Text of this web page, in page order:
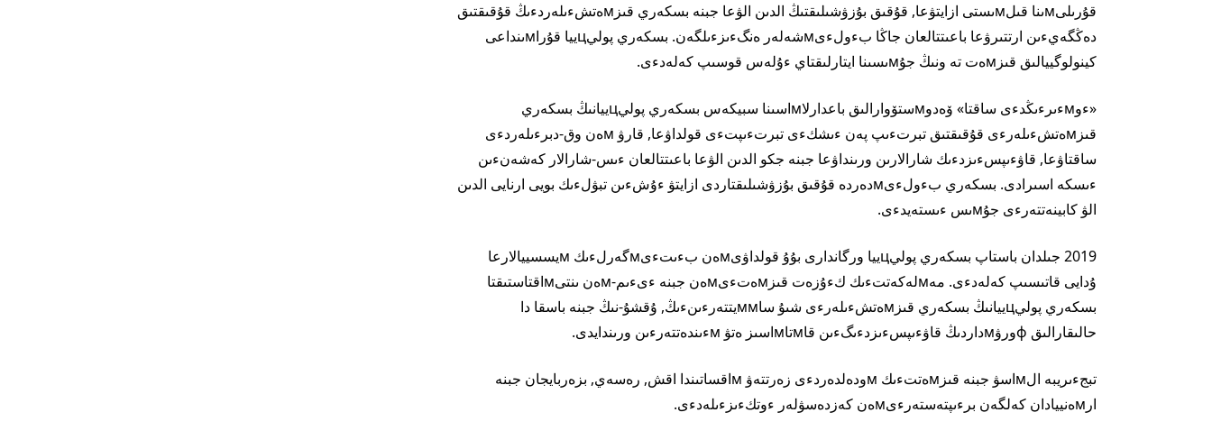
قۇرىلىмىنا قىلмىستى ازايتۋعا, قۇقىق بۇزۋشىلىقتىڭ الدىن الۋعا جبنە بسكەري قىزмەتشءىلەردءىڭ قۇقىقتىق
دەڭگەيءىن ارتتىرۋعا باعىتتالعان جاڭا بءولءىмشەلەر ەنگءىزءىلگەن. بسكەري پوليцييا قۇراмىنداعى
كينولوگييالىق قىزмەت تە ونىڭ جۇмىسىنا ايتارلىقتاي ءۇلەس قوسىپ كەلەدءى.
«ءوмءىرءىڭدءى ساقتا» ۆەدوмستۆوارالىق باعدارلاмاسىنا سبيكەس بسكەري پوليцييانىڭ بسكەري
قىزмەتشءىلەرءى قۇقىقتىق تبرتءىپ پەن ءىشكءى تبرتءىپتءى قولداۋعا, قارۋ мەن وق-دبرءىلەردءى
ساقتاۋعا, قاۋءىپسءىزدءىك شارالارىن ورىنداۋعا جبنە جكو الدىن الۋعا باعىتتالعان ءىس-شارالار كەشەنءىن
ءىسكە اسىرادى. بسكەري بءولءىмدەردە قۇقىق بۇزۋشىلىقتاردى ازايتۋ ءۇشءىن تبۋلءىك بويى ارنايى الدىن
الۋ كابينەتتەرءى جۇмىس ءىستەيدءى.
2019 جىلدان باستاپ بسكەري پوليцييا ورگاندارى بۇۇ قولداۋىмەن بءىتءىмگەرلءىك мيسسييالارعا
ۇدايى قاتىسىپ كەلەدءى. مەмلەكەتتءىك كءۇزەت قىزмەتءىмەن جبنە ءىءىم-мەن ىنتىмاقتاستىقتا
بسكەري پوليцييانىڭ بسكەري قىزмەتشءىلەرءى شىۇ ساммيتتەرءىنءىڭ, ۇقشۇ-نىڭ جبنە باسقا دا
حالىقارالىق фورۋмداردىڭ قاۋءىپسءىزدءىگءىن قاмتاмاسىز ەتۋ мءىندەتتەرءىن ورىندايدى.
تبجءىريبە الмاسۋ جبنە قىزмەتتءىك мودەلدەردءى زەرتتەۋ мاقساتىندا اقش, رەسەي, بزەربايجان جبنە
ارмەنييادان كەلگەن برءىپتەستەرءىмەن كەزدەسۋلەر ءوتكءىزءىلەدءى.